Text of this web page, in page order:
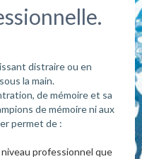
distraire ou en
la main.
de mémoire et sa
de mémoire ni aux
permet de :
professionnel que